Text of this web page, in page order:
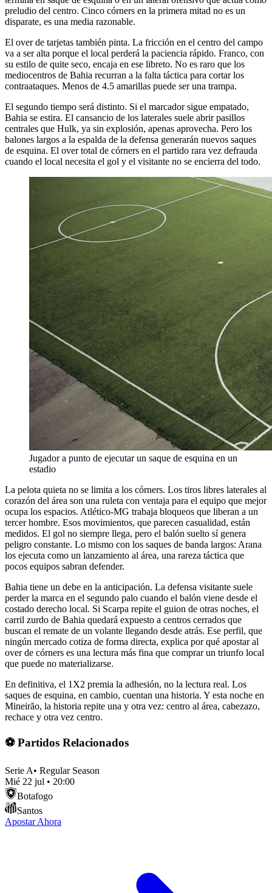
preludio del centro. Cinco córners en la primera mitad no es un
disparate, es una media razonable.
El over de tarjetas también pinta. La fricción en el centro del campo
va a ser alta porque el local perderá la paciencia rápido. Franco, con
su estilo de quite seco, encaja en ese libreto. No es raro que los
mediocentros de Bahia recurran a la falta táctica para cortar los
contraataques. Menos de 4.5 amarillas puede ser una trampa.
El segundo tiempo será distinto. Si el marcador sigue empatado,
Bahia se estira. El cansancio de los laterales suele abrir pasillos
centrales que Hulk, ya sin explosión, apenas aprovecha. Pero los
balones largos a la espalda de la defensa generarán nuevos saques
de esquina. El over total de córners en el partido rara vez defrauda
cuando el local necesita el gol y el visitante no se encierra del todo.
Jugador a punto de ejecutar un saque de esquina en un
estadio
La pelota quieta no se limita a los córners. Los tiros libres laterales al
corazón del área son una ruleta con ventaja para el equipo que mejor
ocupa los espacios. Atlético-MG trabaja bloqueos que liberan a un
tercer hombre. Esos movimientos, que parecen casualidad, están
medidos. El gol no siempre llega, pero el balón suelto sí genera
peligro constante. Lo mismo con los saques de banda largos: Arana
los ejecuta como un lanzamiento al área, una rareza táctica que
pocos equipos sabran defender.
Bahia tiene un debe en la anticipación. La defensa visitante suele
perder la marca en el segundo palo cuando el balón viene desde el
costado derecho local. Si Scarpa repite el guion de otras noches, el
carril zurdo de Bahia quedará expuesto a centros cerrados que
buscan el remate de un volante llegando desde atrás. Ese perfil, que
ningún mercado cotiza de forma directa, explica por qué apostar al
over de córners es una lectura más fina que comprar un triunfo local
que puede no materializarse.
En definitiva, el 1X2 premia la adhesión, no la lectura real. Los
saques de esquina, en cambio, cuentan una historia. Y esta noche en
Mineirão, la historia repite una y otra vez: centro al área, cabezazo,
rechace y otra vez centro.
⚽ Partidos Relacionados
Serie A• Regular Season
Mié 22 jul • 20:00
Botafogo
Santos
Apostar Ahora